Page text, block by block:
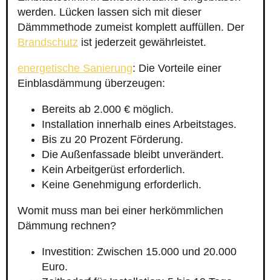
werden. Lücken lassen sich mit dieser
Dämmmethode zumeist komplett auffüllen. Der
Brandschutz ist jederzeit gewährleistet.
energetische Sanierung: Die Vorteile einer
Einblasdämmung überzeugen:
Bereits ab 2.000 € möglich.
Installation innerhalb eines Arbeitstages.
Bis zu 20 Prozent Förderung.
Die Außenfassade bleibt unverändert.
Kein Arbeitgerüst erforderlich.
Keine Genehmigung erforderlich.
Womit muss man bei einer herkömmlichen
Dämmung rechnen?
Investition: Zwischen 15.000 und 20.000
Euro.